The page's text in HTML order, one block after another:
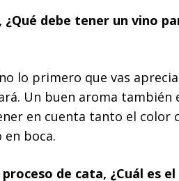
¿Qué debe tener un vino
lo primero que vas
Un buen aroma también
en cuenta tanto el color
boca.
de cata, ¿Cuál es